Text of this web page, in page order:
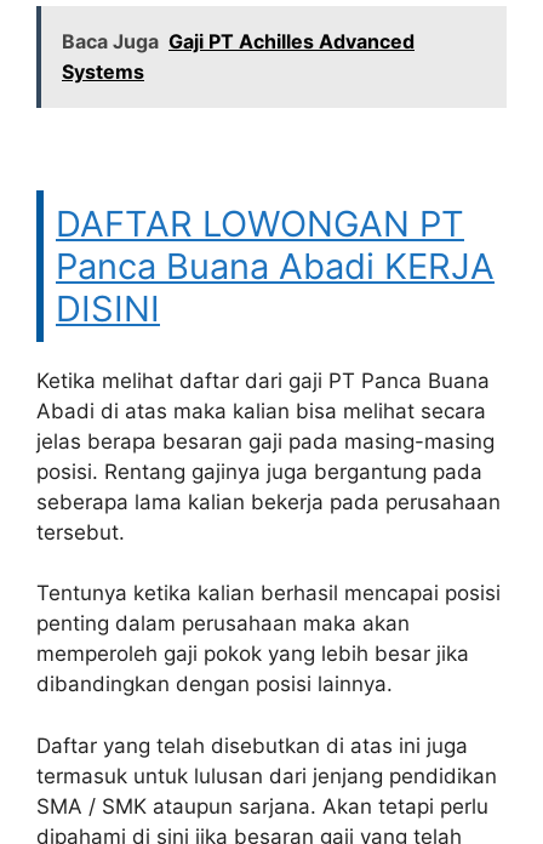
Baca Juga Gaji PT Achilles Advanced
Systems
DAFTAR LOWONGAN PT
Panca Buana Abadi KERJA
DISINI
Ketika melihat daftar dari gaji PT Panca Buana
Abadi di atas maka kalian bisa melihat secara
jelas berapa besaran gaji pada masing-masing
posisi. Rentang gajinya juga bergantung pada
seberapa lama kalian bekerja pada perusahaan
tersebut.
Tentunya ketika kalian berhasil mencapai posisi
penting dalam perusahaan maka akan
memperoleh gaji pokok yang lebih besar jika
dibandingkan dengan posisi lainnya.
Daftar yang telah disebutkan di atas ini juga
termasuk untuk lulusan dari jenjang pendidikan
SMA / SMK ataupun sarjana. Akan tetapi perlu
dipahami di sini jika besaran gaji yang telah